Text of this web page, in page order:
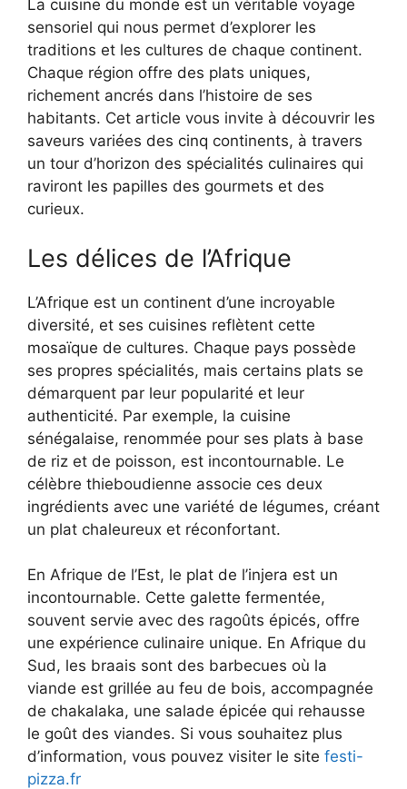
La cuisine du monde est un véritable voyage
sensoriel qui nous permet d’explorer les
traditions et les cultures de chaque continent.
Chaque région offre des plats uniques,
richement ancrés dans l’histoire de ses
habitants. Cet article vous invite à découvrir les
saveurs variées des cinq continents, à travers
un tour d’horizon des spécialités culinaires qui
raviront les papilles des gourmets et des
curieux.
Les délices de l’Afrique
L’Afrique est un continent d’une incroyable
diversité, et ses cuisines reflètent cette
mosaïque de cultures. Chaque pays possède
ses propres spécialités, mais certains plats se
démarquent par leur popularité et leur
authenticité. Par exemple, la cuisine
sénégalaise, renommée pour ses plats à base
de riz et de poisson, est incontournable. Le
célèbre thieboudienne associe ces deux
ingrédients avec une variété de légumes, créant
un plat chaleureux et réconfortant.
En Afrique de l’Est, le plat de l’injera est un
incontournable. Cette galette fermentée,
souvent servie avec des ragoûts épicés, offre
une expérience culinaire unique. En Afrique du
Sud, les braais sont des barbecues où la
viande est grillée au feu de bois, accompagnée
de chakalaka, une salade épicée qui rehausse
le goût des viandes. Si vous souhaitez plus
d’information, vous pouvez visiter le site festi-
pizza.fr